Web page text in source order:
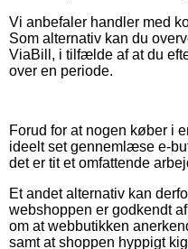
Vi anbefaler handler med
Som alternativ kan du
ViaBill, i tilfælde af at du
over en periode.
Forud for at nogen køber i
ideelt set gennemlæse e-
det er tit et omfattende
Et andet alternativ kan
webshoppen er godkendt
om at webbutikken
samt at shoppen hyppigt